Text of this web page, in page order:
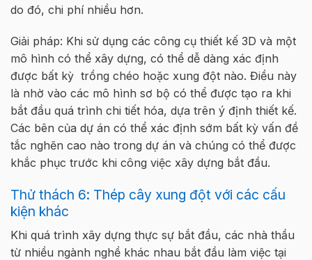
do đó, chi phí nhiều hơn.
Giải pháp: Khi sử dụng các công cụ thiết kế 3D và một
mô hình có thể xây dựng, có thể dễ dàng xác định
được bất kỳ trồng chéo hoặc xung đột nào. Điều này
là nhờ vào các mô hình sơ bộ có thể được tạo ra khi
bắt đầu quá trình chi tiết hóa, dựa trên ý định thiết kế.
Các bên của dự án có thể xác định sớm bất kỳ vấn đề
tắc nghẽn cao nào trong dự án và chúng có thể được
khắc phục trước khi công việc xây dựng bắt đầu.
Thử thách 6: Thép cây xung đột với các cấu
kiện khác
Khi quá trình xây dựng thực sự bắt đầu, các nhà thầu
từ nhiều ngành nghề khác nhau bắt đầu làm việc tại